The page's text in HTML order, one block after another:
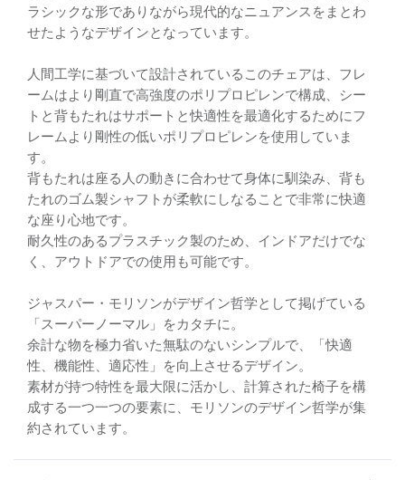
ラシックな形でありながら現代的なニュアンスをまとわ
せたようなデザインとなっています。
人間工学に基づいて設計されているこのチェアは、フレ
ームはより剛直で高強度のポリプロピレンで構成、シー
トと背もたれはサポートと快適性を最適化するためにフ
レームより剛性の低いポリプロピレンを使用していま
す。
背もたれは座る人の動きに合わせて身体に馴染み、背も
たれのゴム製シャフトが柔軟にしなることで非常に快適
な座り心地です。
耐久性のあるプラスチック製のため、インドアだけでな
く、アウトドアでの使用も可能です。
ジャスパー・モリソンがデザイン哲学として掲げている
「スーパーノーマル」をカタチに。
余計な物を極力省いた無駄のないシンプルで、「快適
性、機能性、適応性」を向上させるデザイン。
素材が持つ特性を最大限に活かし、計算された椅子を構
成する一つ一つの要素に、モリソンのデザイン哲学が集
約されています。